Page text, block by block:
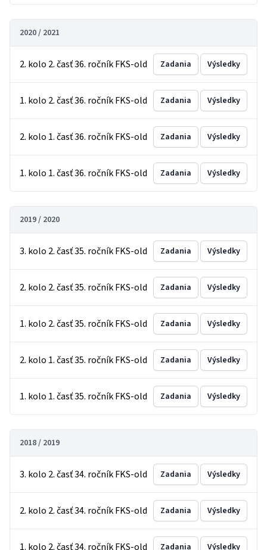
2020 / 2021
2. kolo 2. časť 36. ročník FKS-old Zadania Výsledky
1. kolo 2. časť 36. ročník FKS-old Zadania Výsledky
2. kolo 1. časť 36. ročník FKS-old Zadania Výsledky
1. kolo 1. časť 36. ročník FKS-old Zadania Výsledky
2019 / 2020
3. kolo 2. časť 35. ročník FKS-old Zadania Výsledky
2. kolo 2. časť 35. ročník FKS-old Zadania Výsledky
1. kolo 2. časť 35. ročník FKS-old Zadania Výsledky
2. kolo 1. časť 35. ročník FKS-old Zadania Výsledky
1. kolo 1. časť 35. ročník FKS-old Zadania Výsledky
2018 / 2019
3. kolo 2. časť 34. ročník FKS-old Zadania Výsledky
2. kolo 2. časť 34. ročník FKS-old Zadania Výsledky
1. kolo 2. časť 34. ročník FKS-old Zadania Výsledky